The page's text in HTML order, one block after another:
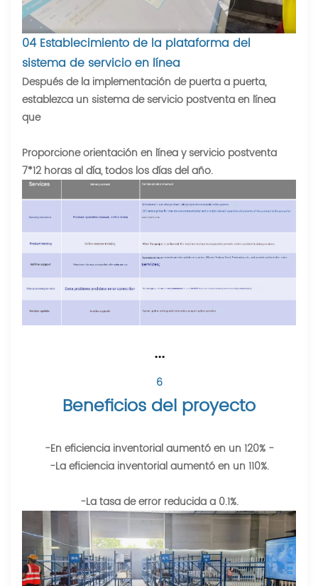
04 Establecimiento de la plataforma del
sistema de servicio en línea
Después de la implementación de puerta a puerta,
establezca un sistema de servicio postventa en línea
que
Proporcione orientación en línea y servicio postventa
7*12 horas al día, todos los días del año.
···
6
Beneficios del proyecto
-En eficiencia inventorial aumentó en un 120% -
-La eficiencia inventorial aumentó en un 110%.
-La tasa de error reducida a 0.1%.